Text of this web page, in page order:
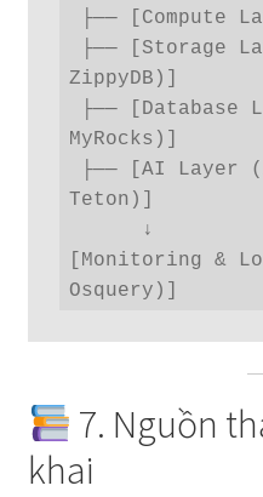
ZippyDB)]
MyRocks)]
Teton)]
[Monitoring &
7. Nguồn
khai